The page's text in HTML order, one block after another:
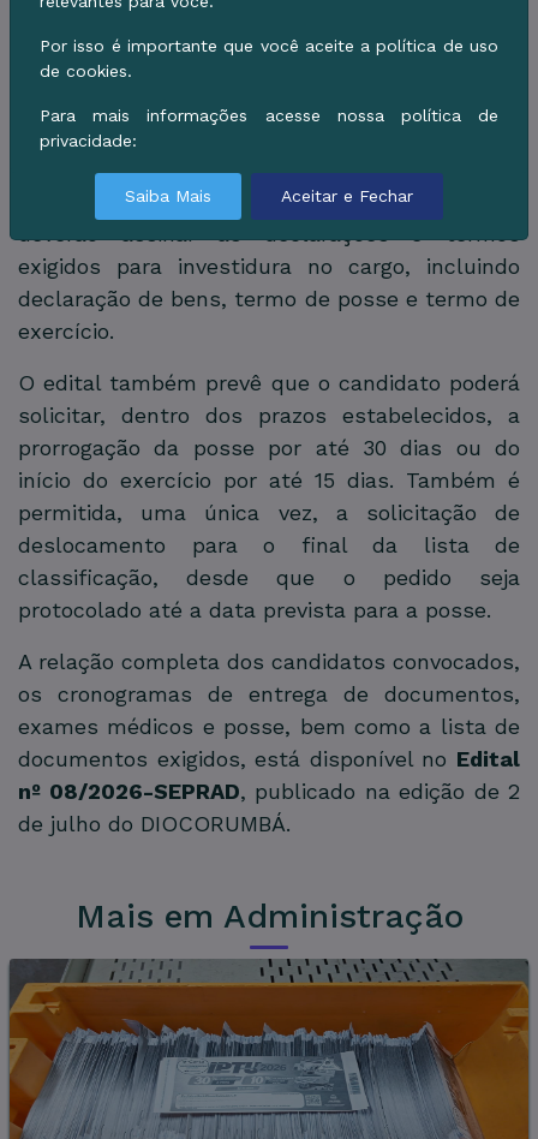
implicará eliminação do concurso.
A posse dos convocados ocorrerá nos dias
24 e
27 de julho
conforme cronograma individual definido no
Anexo III do edital. Na ocasião, os candidatos
exigidos para investidura no cargo, incluindo
declaração de bens, termo de posse e termo de
exercício.
O edital também prevê que o candidato poderá
solicitar, dentro dos prazos estabelecidos, a
prorrogação da posse por até 30 dias ou do
início do exercício por até 15 dias. Também é
permitida, uma única vez, a solicitação de
deslocamento para o final da lista de
classificação, desde que o pedido seja
protocolado até a data prevista para a posse.
A relação completa dos candidatos convocados,
os cronogramas de entrega de documentos,
exames médicos e posse, bem como a lista de
documentos exigidos, está disponível no Edital
nº 08/2026-SEPRAD, publicado na edição de 2
de julho do DIOCORUMBÁ.
Mais em Administração
Por isso é importante que você aceite a política de uso
de cookies.
Para mais informações acesse nossa política de
privacidade:
Saiba Mais Aceitar e Fechar